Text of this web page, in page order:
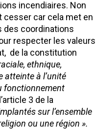
incendiaires. Non
cesser car cela met en
des coordinations
respecter les valeurs
de la constitution
ethnique,
atteinte à l’unité
fonctionnement
3 de la
sur l’ensemble
ou une région ».